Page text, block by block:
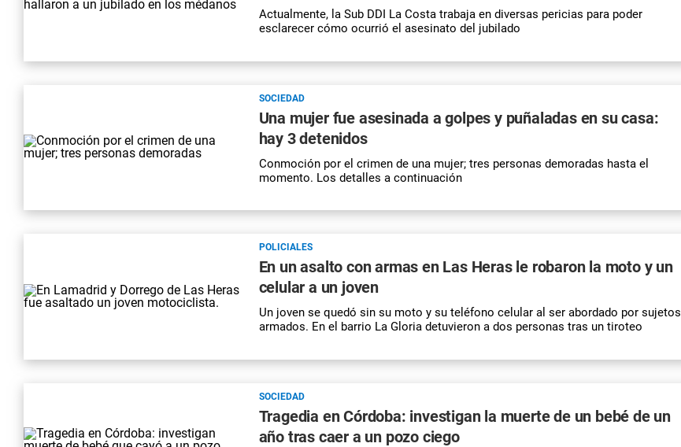
Actualmente, la Sub DDI La Costa trabaja en diversas pericias para poder
esclarecer cómo ocurrió el asesinato del jubilado
SOCIEDAD
Una mujer fue asesinada a golpes y puñaladas en su casa:
hay 3 detenidos
Conmoción por el crimen de una mujer; tres personas demoradas hasta el
momento. Los detalles a continuación
POLICIALES
En un asalto con armas en Las Heras le robaron la moto y un
celular a un joven
Un joven se quedó sin su moto y su teléfono celular al ser abordado por sujetos
armados. En el barrio La Gloria detuvieron a dos personas tras un tiroteo
SOCIEDAD
Tragedia en Córdoba: investigan la muerte de un bebé de un
año tras caer a un pozo ciego